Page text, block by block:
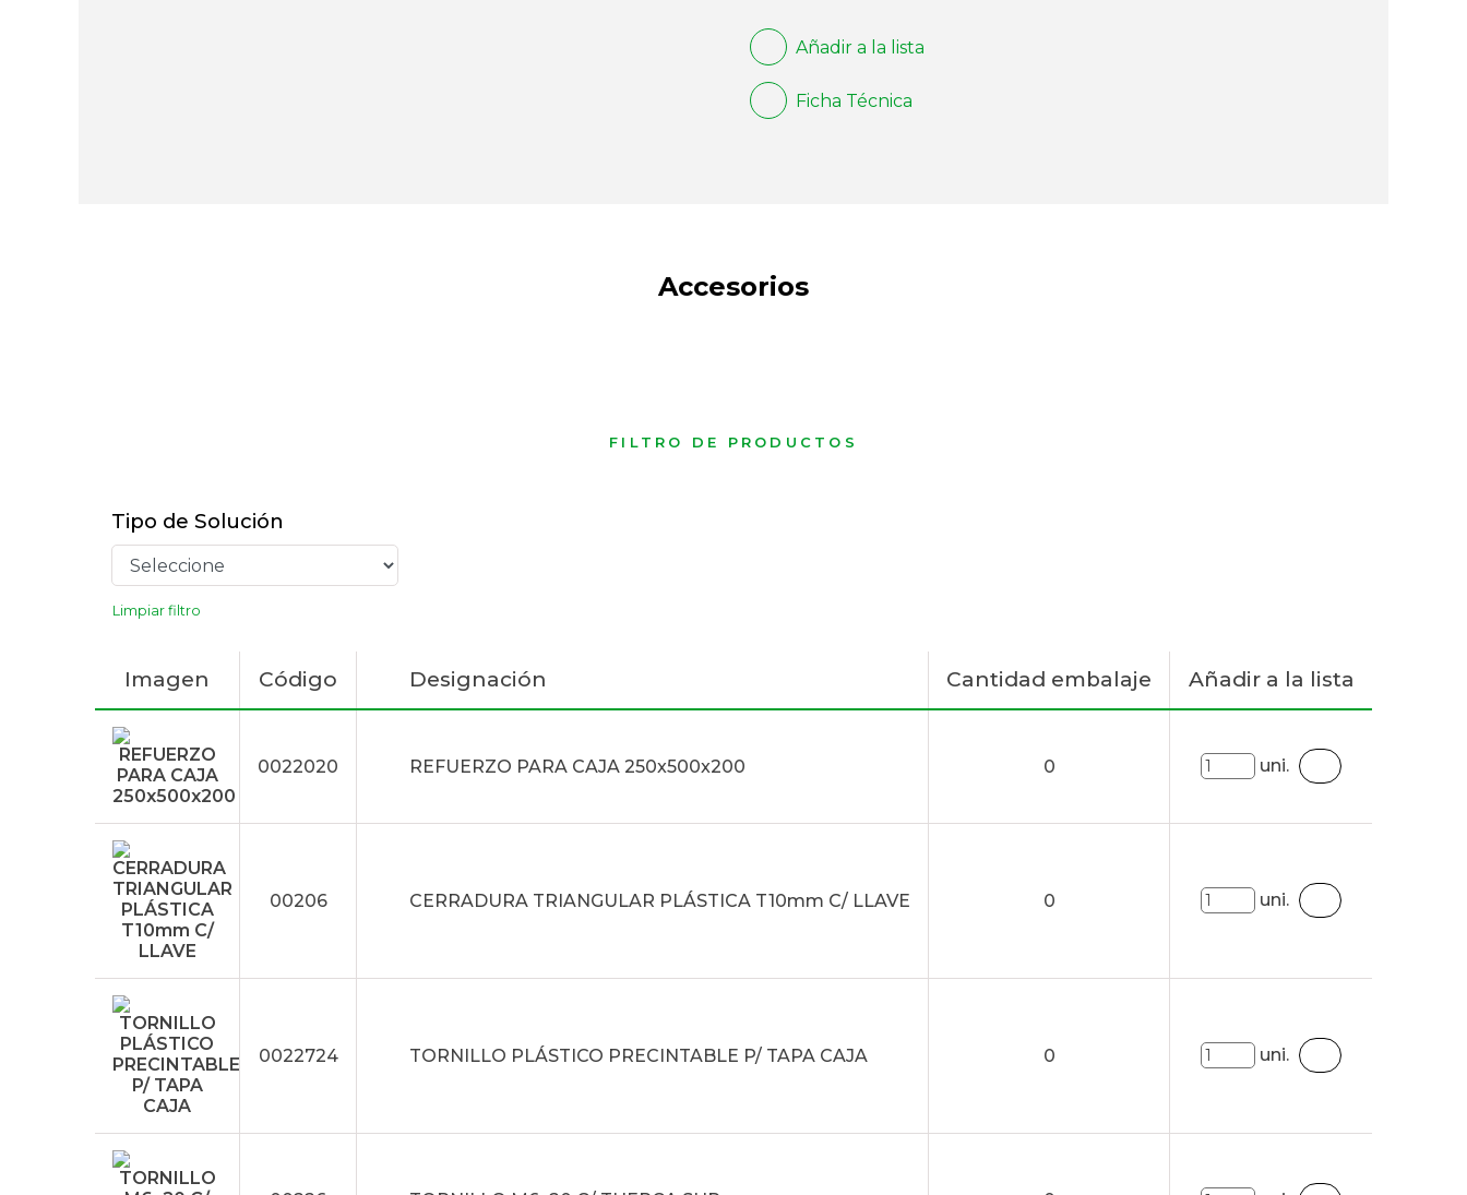
Añadir a la lista
Ficha Técnica
Accesorios
FILTRO DE PRODUCTOS
Tipo de Solución
Limpiar filtro
Imagen Código Designación Cantidad embalaje Añadir a la lista
0022020 REFUERZO PARA CAJA 250x500x200 0 uni.
00206 CERRADURA TRIANGULAR PLÁSTICA T10mm C/ LLAVE 0 uni.
0022724 TORNILLO PLÁSTICO PRECINTABLE P/ TAPA CAJA 0 uni.